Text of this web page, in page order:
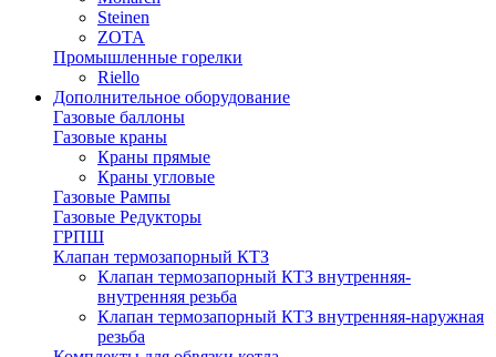
Steinen
ZOTA
Промышленные горелки
Riello
Дополнительное оборудование
Газовые баллоны
Газовые краны
Краны прямые
Краны угловые
Газовые Рампы
Газовые Редукторы
ГРПШ
Клапан термозапорный КТЗ
Клапан термозапорный КТЗ внутренняя-
внутренняя резьба
Клапан термозапорный КТЗ внутренняя-наружная
резьба